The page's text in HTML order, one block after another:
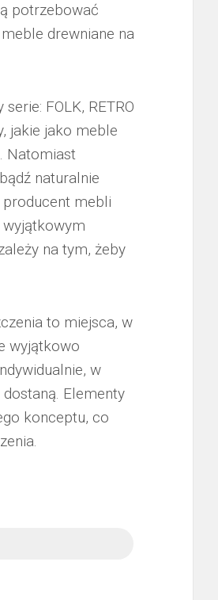
potrzebować
drewniane na
FOLK, RETRO
jakie jako meble
Natomiast
naturalnie
producent mebli
na tym, żeby
to miejsca, w
wyjątkowo
w
Elementy
konceptu, co